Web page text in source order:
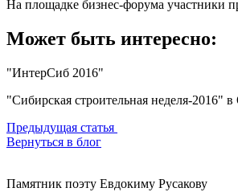
На площадке бизнес-форума участники
Может быть интересно:
"ИнтерСиб 2016"
"Сибирская строительная неделя-2016"
Предыдущая статья
Вернуться в блог
Памятник поэту Евдокиму Русакову